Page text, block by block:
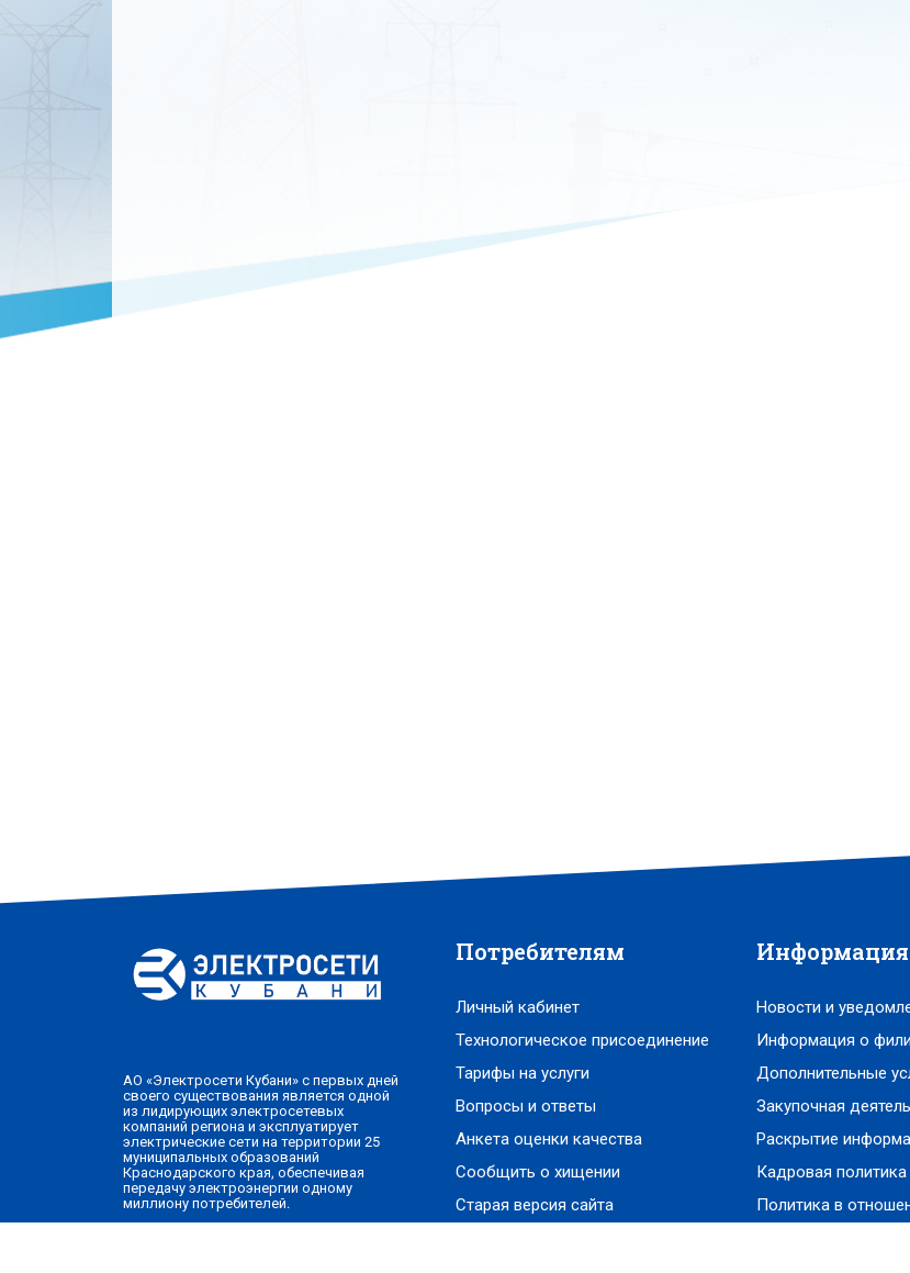
АО «Электросети Кубани» с первых дней
своего существования является одной
из лидирующих электросетевых
компаний региона и эксплуатирует
электрические сети на территории 25
муниципальных образований
Краснодарского края, обеспечивая
передачу электроэнергии одному
миллиону потребителей.
Потребителям
Личный кабинет
Технологическое присоединение
Тарифы на услуги
Вопросы и ответы
Анкета оценки качества
Сообщить о хищении
Старая версия сайта
Информация
Новости и
Информация о
Дополнительные
Закупочная
Раскрытие
Кадровая политика
Политика в